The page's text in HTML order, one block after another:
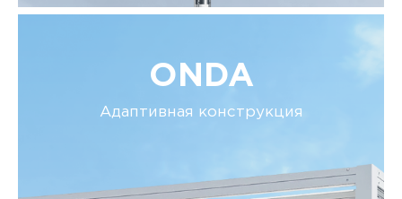
ONDA
Адаптивная конструкция